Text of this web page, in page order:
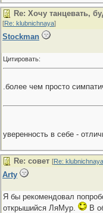
Re: Хочу танцевать,
[Re: klubnichnaya]
Stockman
Цитировать:
.более чем просто
уверенность в себе -
Re: совет [Re: klubnichnaya
Arty
Я бы рекомендовал
открышийся ЛяМур.
В